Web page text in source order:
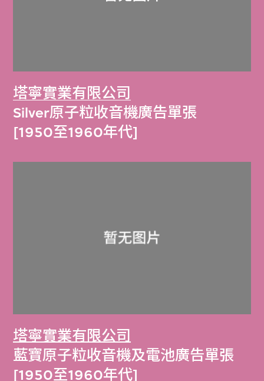
塔寧實業有限公司
Silver原子粒收音機廣告單張
[1950至1960年代]
塔寧實業有限公司
藍寶原子粒收音機及電池廣告單張
[1950至1960年代]